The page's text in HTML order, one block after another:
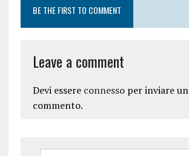
BE THE FIRST TO COMMENT
Leave a comment
Devi essere connessoper inviare un
commento.